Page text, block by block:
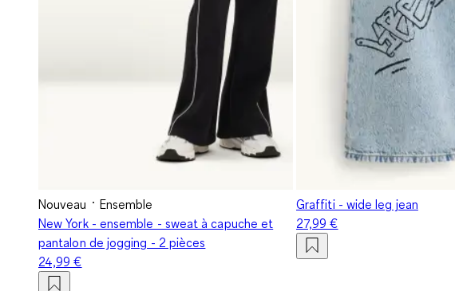
Nouveau
Ensemble
New York - ensemble - sweat à capuche et
pantalon de jogging - 2 pièces
24,99 €
Graffiti - wide leg jean
27,99 €